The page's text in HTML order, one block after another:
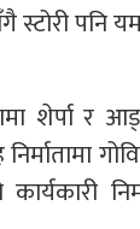
स्टोरी पनि
शेर्पा र